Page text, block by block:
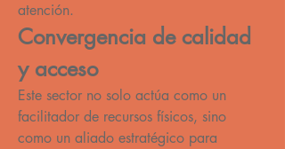
atención.
Convergencia de calidad
y acceso
Este sector no solo actúa como un
facilitador de recursos físicos, sino
como un aliado estratégico para